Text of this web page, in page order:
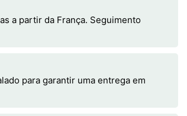
a partir da França. Seguimento
para garantir uma entrega em